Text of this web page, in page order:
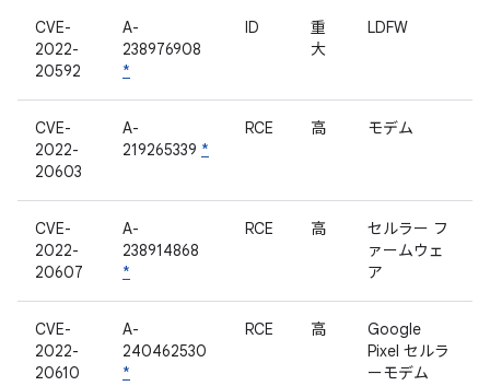
CVE-
2022-
20592
A-
238976908
*
ID
重
大
LDFW
CVE-
2022-
20603
A-
219265339 *
RCE 高 モデム
CVE-
2022-
20607
A-
238914868
*
RCE 高
セルラー フ
ァームウェ
ア
CVE-
2022-
20610
A-
240462530
*
RCE 高
Google
Pixel セルラ
ーモデム